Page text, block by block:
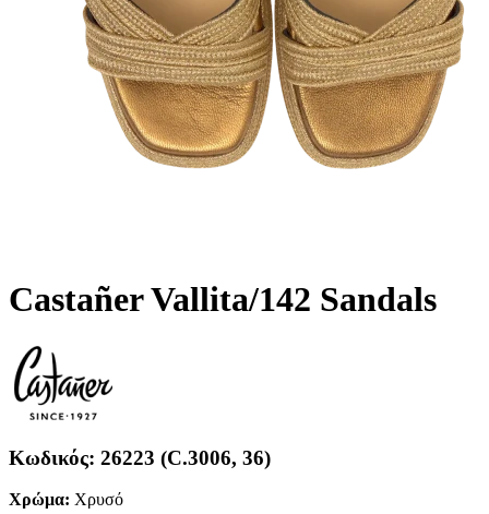
Castañer Vallita/142 Sandals
Κωδικός: 26223 (C.3006, 36)
Χρώμα: Χρυσό